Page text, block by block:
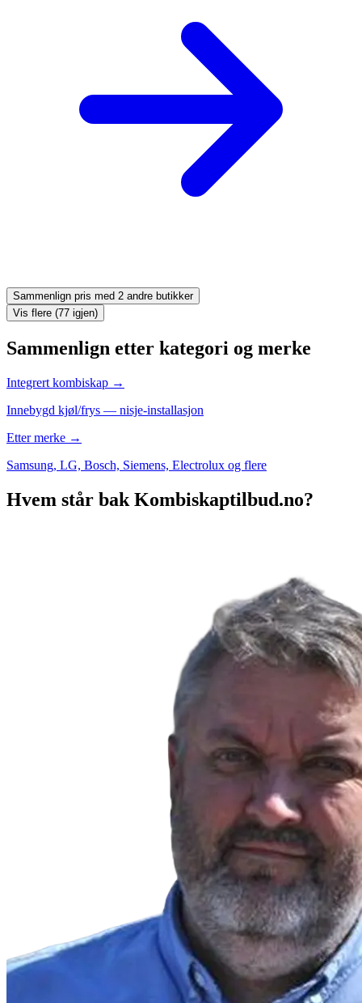
Sammenlign pris med 2 andre butikker
Vis flere (77 igjen)
Sammenlign etter kategori og merke
Integrert kombiskap →
Innebygd kjøl/frys — nisje-installasjon
Etter merke →
Samsung, LG, Bosch, Siemens, Electrolux og flere
Hvem står bak Kombiskaptilbud.no?